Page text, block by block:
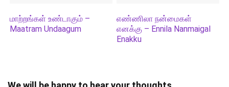
மாற்றங்கள் உண்டாகும் –
Maatram Undaagum
எண்ணிலா நன்மைகள்
எனக்கு – Ennila Nanmaigal
Enakku